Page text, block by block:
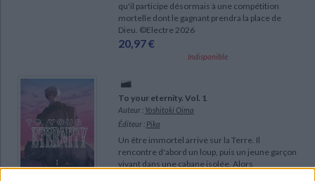
qu'il participe désormais à une compétition
mortelle dont le gagnant prendra la place de
Dieu. ©Electre 2026
20,97 €
Indisponible
To your eternity. Vol. 1
Auteur : Yoshitoki Oima
Éditeur : Pika
Un être immortel arrive sur la Terre. Il
rencontre d'abord un loup, puis un jeune garçon
vivant dans une cabane isolée. Alors